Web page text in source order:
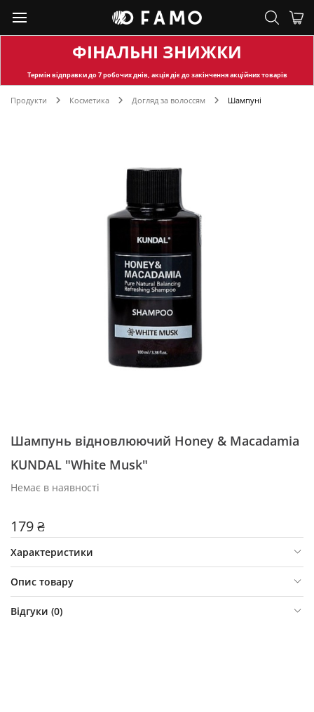
ФІНАЛЬНІ ЗНИЖКИ
Термін відправкидо 7 робочих днів, акція діє до закінчення акційних товарів
Продукти Косметика Догляд за волоссям Шампуні
Шампунь відновлюючий Honey & Macadamia
KUNDAL "White Musk"
Немає в наявності
179 ₴
Характеристики
Опис товару
Відгуки (0)